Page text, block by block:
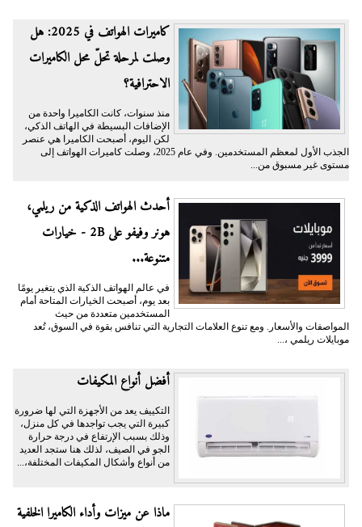
كاميرات الهواتف في 2025: هل
وصلت لمرحلة تحلّ محل الكاميرات
الاحترافية؟
منذ سنوات، كانت الكاميرا واحدة من
الإضافات البسيطة في الهاتف الذكي،
لكن اليوم، أصبحت الكاميرا هي عنصر
الجذب الأول لمعظم المستخدمين. وفي عام 2025، وصلت كاميرات الهواتف إلى
مستوى غير مسبوق من...
أحدث الهواتف الذكية من ريلمي،
هونر وفيفو على 2B - خيارات
متنوعة...
في عالم الهواتف الذكية الذي يتغير يومًا
بعد يوم، أصبحت الخيارات المتاحة أمام
المستخدمين متعددة من حيث
المواصفات والأسعار. ومع تنوع العلامات التجارية التي تنافس بقوة في السوق، تُعد
موبايلات ريلمي ،...
أفضل أنواع المكيفات
التكييف يعد من الأجهزة التي لها ضرورة
كبيرة التي يجب تواجدها في كل منزل،
وذلك بسبب الإرتفاع في درجة حرارة
الجو في الصيف، لذلك هنا ستجد العديد
من أنواع وأشكال المكيفات المختلفة،...
ماذا عن ميزات وأداء الكاميرا الخلفية